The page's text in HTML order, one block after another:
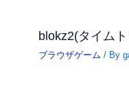
blokz2(タイム
ブラウザゲーム / By